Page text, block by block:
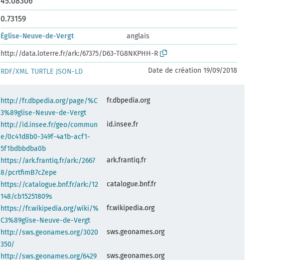
0.73159
Église-Neuve-de-Vergt
anglais
http://data.loterre.fr/ark:/67375/D63-TG8NKPHH-R
RDF/XML TURTLE JSON-LD Date de création 19/09/2018
http://fr.dbpedia.org/page/%C
3%89glise-Neuve-de-Vergt
fr.dbpedia.org
http://id.insee.fr/geo/commun
e/0c41d8b0-349f-4a1b-acf1-
5f1bdbbdba0b
id.insee.fr
https://ark.frantiq.fr/ark:/2667
8/pcrtfimB7cZepe
ark.frantiq.fr
https://catalogue.bnf.fr/ark:/12
148/cb15251809s
catalogue.bnf.fr
https://fr.wikipedia.org/wiki/%
C3%89glise-Neuve-de-Vergt
fr.wikipedia.org
http://sws.geonames.org/3020
350/
sws.geonames.org
http://sws.geonames.org/6429 sws.geonames.org